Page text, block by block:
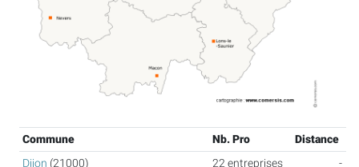
Commune Nb. Pro
Distance
Dijon (21000) 22 entreprises
-